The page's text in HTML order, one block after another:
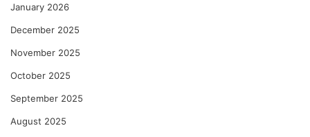
January 2026
December 2025
November 2025
October 2025
September 2025
August 2025